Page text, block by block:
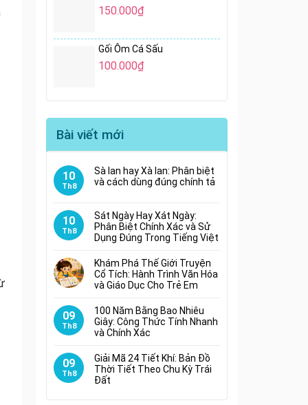
150.000₫
Gối Ôm Cá Sấu
100.000₫
Bài viết mới
10
Th8
Sà lan hay Xà lan: Phân biệt
và cách dùng đúng chính tả
10
Th8
Sát Ngày Hay Xát Ngày:
Phân Biệt Chính Xác và Sử
Dụng Đúng Trong Tiếng Việt
Khám Phá Thế Giới Truyện
Cổ Tích: Hành Trình Văn Hóa
và Giáo Dục Cho Trẻ Em
09
Th8
100 Năm Bằng Bao Nhiêu
Giây: Công Thức Tính Nhanh
và Chính Xác
09
Th8
Giải Mã 24 Tiết Khí: Bản Đồ
Thời Tiết Theo Chu Kỳ Trái
Đất